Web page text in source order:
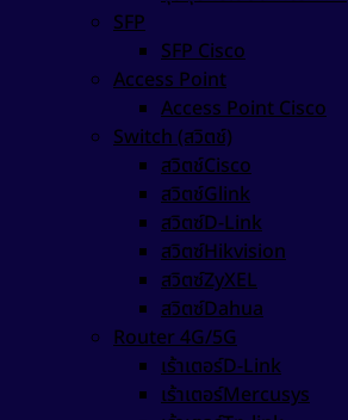
SFP
SFP Cisco
Access Point
Access Point Cisco
Switch (สวิตช์)
สวิตช์Cisco
สวิตช์Glink
สวิตซ์D-Link
สวิตซ์Hikvision
สวิตซ์ZyXEL
สวิตซ์Dahua
Router 4G/5G
เร้าเตอร์D-Link
เร้าเตอร์Mercusys